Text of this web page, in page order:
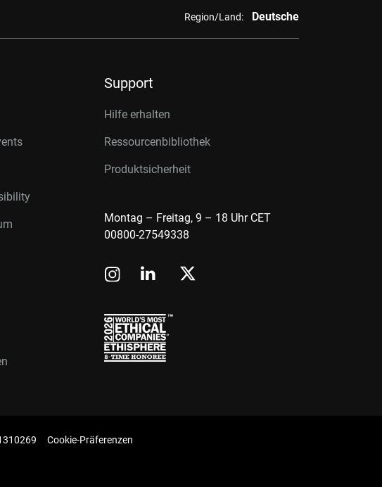
Region/Land: Deutsche
Support
Hilfe erhalten
Ressourcenbibliothek
Produktsicherheit
Montag – Freitag, 9 – 18 Uhr CET
00800-27549338
Cookie-Präferenzen